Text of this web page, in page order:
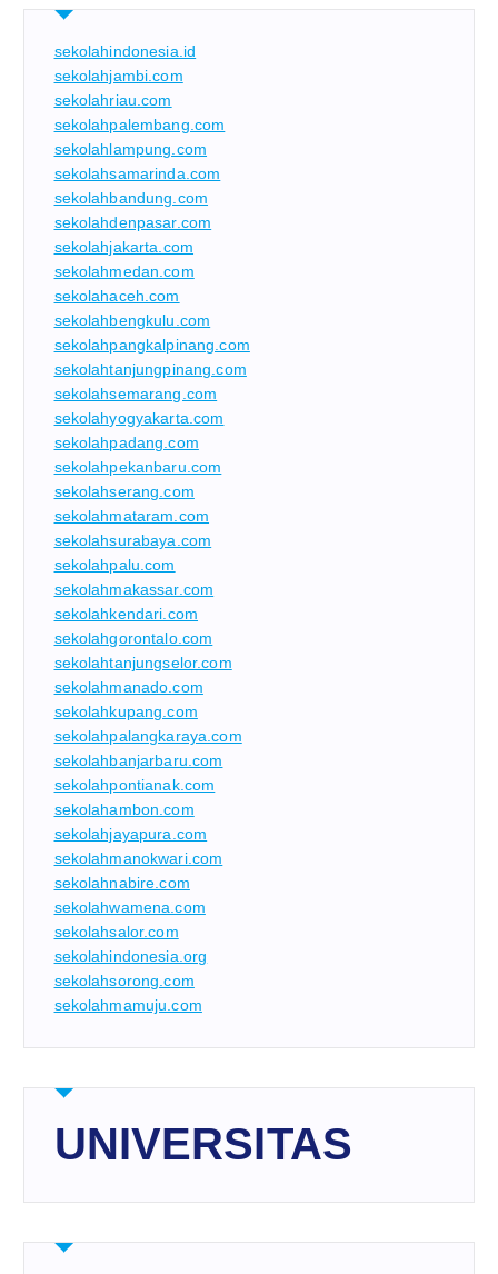
sekolahindonesia.id
sekolahjambi.com
sekolahriau.com
sekolahpalembang.com
sekolahlampung.com
sekolahsamarinda.com
sekolahbandung.com
sekolahdenpasar.com
sekolahjakarta.com
sekolahmedan.com
sekolahaceh.com
sekolahbengkulu.com
sekolahpangkalpinang.com
sekolahtanjungpinang.com
sekolahsemarang.com
sekolahyogyakarta.com
sekolahpadang.com
sekolahpekanbaru.com
sekolahserang.com
sekolahmataram.com
sekolahsurabaya.com
sekolahpalu.com
sekolahmakassar.com
sekolahkendari.com
sekolahgorontalo.com
sekolahtanjungselor.com
sekolahmanado.com
sekolahkupang.com
sekolahpalangkaraya.com
sekolahbanjarbaru.com
sekolahpontianak.com
sekolahambon.com
sekolahjayapura.com
sekolahmanokwari.com
sekolahnabire.com
sekolahwamena.com
sekolahsalor.com
sekolahindonesia.org
sekolahsorong.com
sekolahmamuju.com
UNIVERSITAS